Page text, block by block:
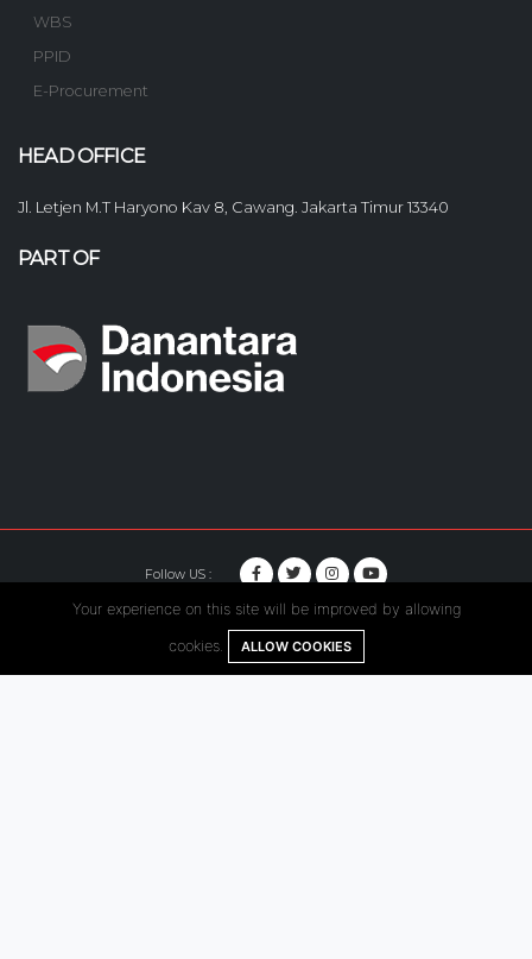
WBS
PPID
E-Procurement
HEAD OFFICE
Jl. Letjen M.T Haryono Kav 8, Cawang. Jakarta Timur 13340
PART OF
Follow US :
© Copyright 2020. Hutama Karya All Rights Reserved.
Your experience on this site will be improved by allowing
cookies. ALLOW COOKIES